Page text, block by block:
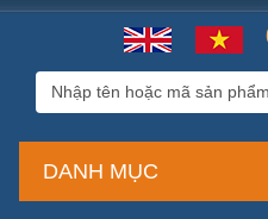
DANH MỤC